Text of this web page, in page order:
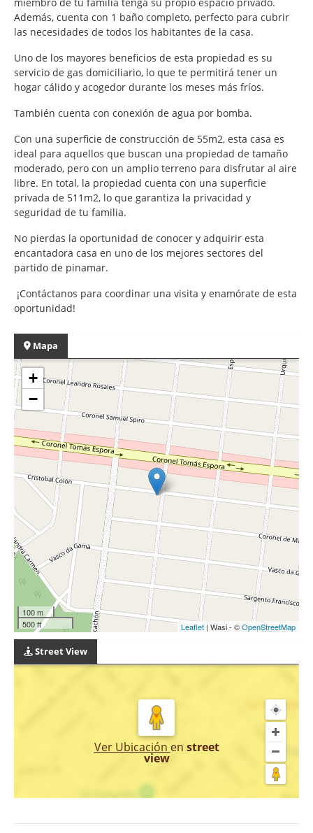
Además, cuenta con 1 baño completo, perfecto para cubrir
las necesidades de todos los habitantes de la casa.
Uno de los mayores beneficios de esta propiedad es su
servicio de gas domiciliario, lo que te permitirá tener un
hogar cálido y acogedor durante los meses más fríos.
También cuenta con conexión de agua por bomba.
Con una superficie de construcción de 55m2, esta casa es
ideal para aquellos que buscan una propiedad de tamaño
moderado, pero con un amplio terreno para disfrutar al aire
libre. En total, la propiedad cuenta con una superficie
privada de 511m2, lo que garantiza la privacidad y
seguridad de tu familia.
No pierdas la oportunidad de conocer y adquirir esta
encantadora casa en uno de los mejores sectores del
partido de pinamar.
¡Contáctanos para coordinar una visita y enamórate de esta
oportunidad!
Mapa
+
−
100 m
500 ft
Leaflet | Wasi - ©OpenStreetMap
Street View
Ver Ubicación en street
view